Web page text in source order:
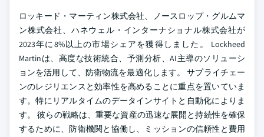
ロッキード・マーティン株式会社、ノースロップ・グルムマ
ン株式会社、ハネウェル・インターナショナル株式会社が
2023年に8%以上の市場シェアを獲得しました。 Lockheed
Martinは、高度な技術統合、予測分析、AI主導のソリューシ
ョンを活用して、防衛物流を最適化します。 サプライチェー
ンのレジリエンスと効率性を高めることに重点を置いていま
す。特にリアルタイムのデータインサイトと自動化によりま
す。 彼らの戦略は、重要な資産の迅速な展開と持続性を確保
するために、防衛機関と協働し、ミッションの信頼性と費用